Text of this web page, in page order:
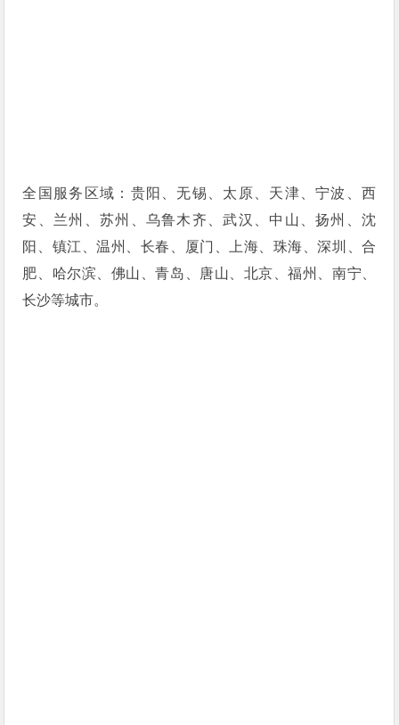
全国服务区域：贵阳、无锡、太原、天津、宁波、西
安、兰州、苏州、乌鲁木齐、武汉、中山、扬州、沈
阳、镇江、温州、长春、厦门、上海、珠海、深圳、合
肥、哈尔滨、佛山、青岛、唐山、北京、福州、南宁、
长沙等城市。